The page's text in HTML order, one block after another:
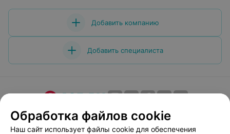
Добавить компанию
Добавить специалиста
О проекте Новости проекта
Размещение рекламы
Медицинский маркетинг
Публичный договор
Обработка файлов cookie
Наш сайт использует файлы cookie для обеспечения